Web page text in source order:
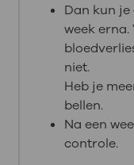
Dan kun
week
niet.
Heb je
bellen.
Na een
controle.